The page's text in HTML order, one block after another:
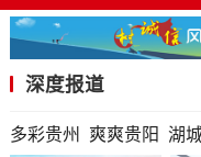
深度报道
多彩贵州 爽爽贵阳 湖